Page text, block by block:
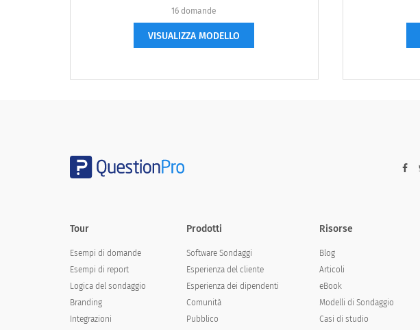
So che posso rifiutarmi di lavorare in un ambiente
Se noto un posto di lavoro sono obbligato a
Aiuto i miei compagni di squadra a capire
16 domande
VISUALIZZA MODELLO
Tour
Esempi di domande
Esempi di report
Logica del sondaggio
Branding
Integrazioni
Prodotti
Software Sondaggi
Esperienza del cliente
Esperienza dei dipendenti
Comunità
Pubblico
Risorse
Blog
Articoli
eBook
Modelli di Sondaggio
Casi di studio